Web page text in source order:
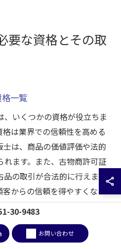
要な資格とその取
一覧
、いくつかの資格が役立ちま
は業界での信頼性を高める
士は、商品の価値評価や法的
ます。また、古物商許可証
の取引が合法的に行えま
からの信頼を得やすくな
がります。
成功につながる
30-9483
お問い合わせ